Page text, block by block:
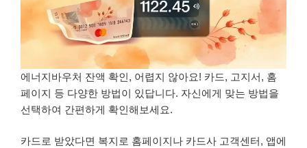
에너지바우처 잔액 확인, 어렵지 않아요! 카드, 고지서, 홈
페이지 등 다양한 방법이 있답니다. 자신에게 맞는 방법을
선택하여 간편하게 확인해보세요.
카드로 받았다면 복지로 홈페이지나 카드사 고객센터, 앱에